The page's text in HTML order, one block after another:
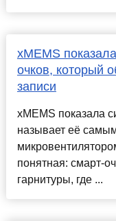
xMEMS
очков, который
записи
xMEMS показала
называет её
понятная: смарт-
гарнитуры, где ...